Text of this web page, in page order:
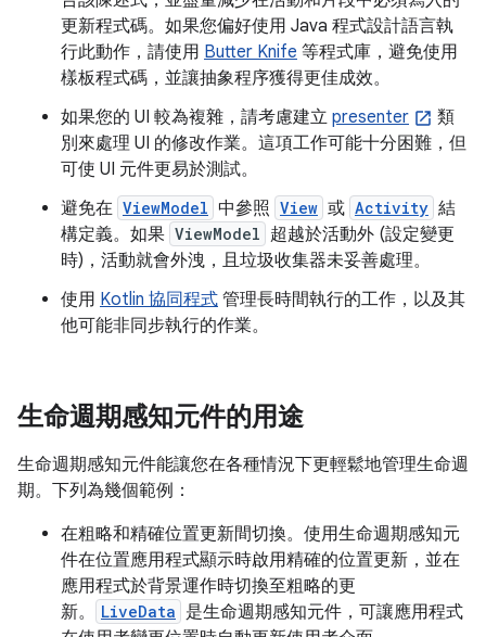
更新程式碼。如果您偏好使用 Java 程式設計語言執
行此動作，請使用 Butter Knife 等程式庫，避免使用
樣板程式碼，並讓抽象程序獲得更佳成效。
如果您的 UI 較為複雜，請考慮建立 presenter
類
別來處理 UI 的修改作業。這項工作可能十分困難，但
可使 UI 元件更易於測試。
避免在 ViewModel 中參照 View 或 Activity 結
構定義。如果 ViewModel 超越於活動外 (設定變更
時)，活動就會外洩，且垃圾收集器未妥善處理。
使用 Kotlin 協同程式 管理長時間執行的工作，以及其
他可能非同步執行的作業。
生命週期感知元件的用途
生命週期感知元件能讓您在各種情況下更輕鬆地管理生命週
期。下列為幾個範例：
在粗略和精確位置更新間切換。使用生命週期感知元
件在位置應用程式顯示時啟用精確的位置更新，並在
應用程式於背景運作時切換至粗略的更
新。
LiveData 是生命週期感知元件，可讓應用程式